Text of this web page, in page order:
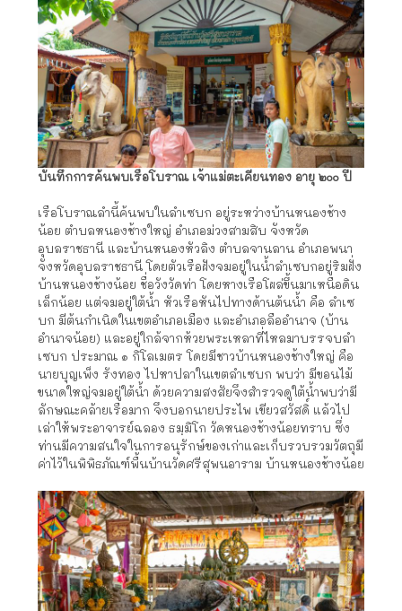
บันทึกการค้นพบเรือโบราณ เจ้าแม่ตะเคียนทอง อายุ ๒๐๐ ปี
เรือโบราณลำนี้ค้นพบในลำเซบก อยู่ระหว่างบ้านหนองช้าง
น้อย ตำบลหนองช้างใหญ่ อำเภอม่วงสามสิบ จังหวัด
อุบลราชธานี และบ้านหนองหัวลิง ตำบลจานลาน อำเภอพนา
จังหวัดอุบลราชธานี โดยตัวเรือฝังจมอยู่ในน้ำลำเซบกอยู่ริมฝั่ง
บ้านหนองช้างน้อย ชื่อวังวัดท่า โดยหางเรือโผล่ขึ้นมาเหนือดิน
เล็กน้อย แต่จมอยู่ใต้น้ำ หัวเรือหันไปทางด้านต้นน้ำ คือ ลำเซ
บก มีต้นกำเนิดในเขตอำเภอเมือง และอำเภอลืออำนาจ (บ้าน
อำนาจน้อย) และอยู่ใกล้จากห้วยพระเหลาที่ไหลมาบรรจบลำ
เซบก ประมาณ ๑ กิโลเมตร โดยมีชาวบ้านหนองช้างใหญ่ คือ
นายบุญเพ็ง รังทอง ไปหาปลาในเขตลำเซบก พบว่า มีขอนไม้
ขนาดใหญ่จมอยู่ใต้น้ำ ด้วยความสงสัยจึงสำรวจดูใต้น้ำพบว่ามี
ลักษณะคล้ายเรือมาก จึงบอกนายประไพ เขียวสวัสดิ์ แล้วไป
เล่าให้พระอาจารย์ฉลอง ธมฺมิโก วัดหนองช้างน้อยทราบ ซึ่ง
ท่านมีความสนใจในการอนุรักษ์ของเก่าและเก็บรวบรวมวัตถุมี
ค่าไว้ในพิพิธภัณฑ์พื้นบ้านวัดศรีสุพนอาราม บ้านหนองช้างน้อย